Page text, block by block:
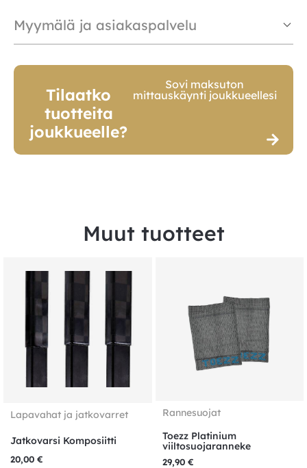
Myymälä ja asiakaspalvelu
Tilaatko
tuotteita
joukkueelle?
Sovi maksuton
mittauskäynti joukkueellesi
Muut tuotteet
Lapavahat ja jatkovarret
Jatkovarsi Komposiitti
20,00 €
Rannesuojat
Toezz Platinium
viiltosuojaranneke
29,90 €